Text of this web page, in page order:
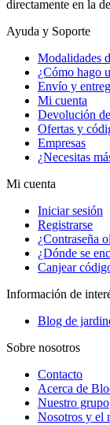
directamente en la
Ayuda y Soporte
Modalidades
¿Cómo hago
Envío y
Mi cuenta
Devolución
Ofertas y
Empresas
¿Necesitas
Mi cuenta
Iniciar sesión
Registrarse
¿Contraseña
¿Dónde se
Canjear
Información de
Blog de
Sobre nosotros
Contacto
Acerca de
Nuestro grupo
Nosotros y el